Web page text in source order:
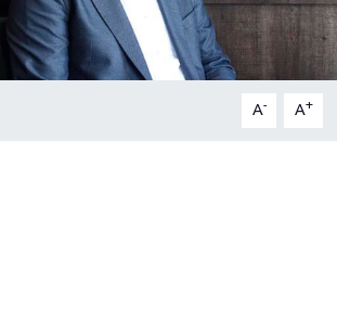
A- A+